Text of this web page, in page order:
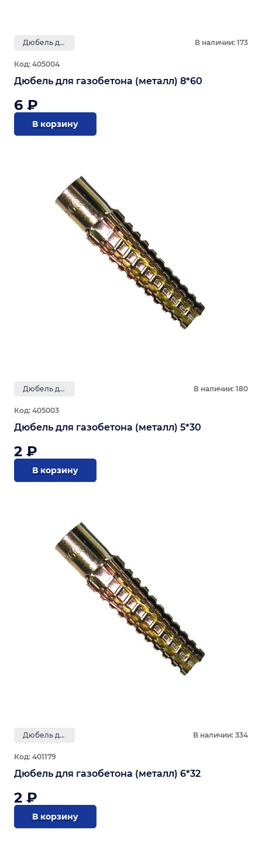
Дюбель для газобетона В наличии: 173
Код: 405004
Дюбель для газобетона (металл) 8*60
6 ₽
В корзину
Дюбель для газобетона В наличии: 180
Код: 405003
Дюбель для газобетона (металл) 5*30
2 ₽
В корзину
Дюбель для газобетона В наличии: 334
Код: 401179
Дюбель для газобетона (металл) 6*32
2 ₽
В корзину